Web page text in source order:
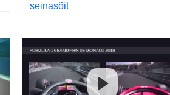
seinasõit